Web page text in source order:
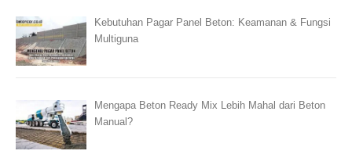
Kebutuhan Pagar Panel Beton: Keamanan & Fungsi
Multiguna
Mengapa Beton Ready Mix Lebih Mahal dari Beton
Manual?